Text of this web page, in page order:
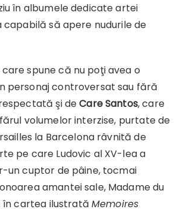
în albumele dedicate artei
capabilă să apere nudurile de
spune că nu poţi avea o
personaj controversat sau fără
şi deCare Santos, care
volumelor interzise, purtate de
la Barcelona râvnită de
pe care Ludovic al XV-lea a
un cuptor de pâine, tocmai
amantei sale, Madame du
în cartea ilustratăMemoires